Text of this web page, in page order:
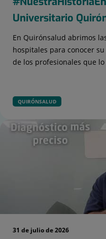
Universitario
En Quirónsalud abrimos
hospitales para conocer
de los profesionales que
QUIRÓNSALUD
31 de julio de 2026